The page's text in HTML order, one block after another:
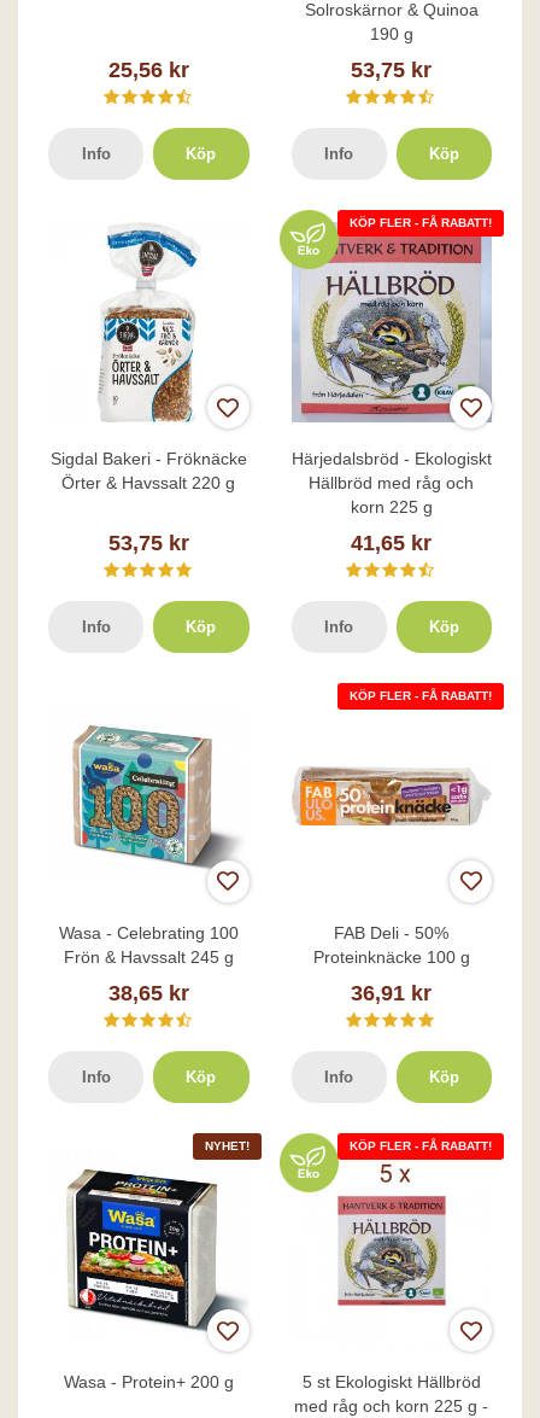
25,56 kr
Info Köp
Solroskärnor & Quinoa
190 g
53,75 kr
Info Köp
Sigdal Bakeri - Fröknäcke
Örter & Havssalt 220 g
53,75 kr
Info Köp
KÖP FLER - FÅ RABATT!
Härjedalsbröd - Ekologiskt
Hällbröd med råg och
korn 225 g
41,65 kr
Info Köp
Wasa - Celebrating 100
Frön & Havssalt 245 g
38,65 kr
Info Köp
KÖP FLER - FÅ RABATT!
FAB Deli - 50%
Proteinknäcke 100 g
36,91 kr
Info Köp
NYHET!
Wasa - Protein+ 200 g
KÖP FLER - FÅ RABATT!
5 st Ekologiskt Hällbröd
med råg och korn 225 g -